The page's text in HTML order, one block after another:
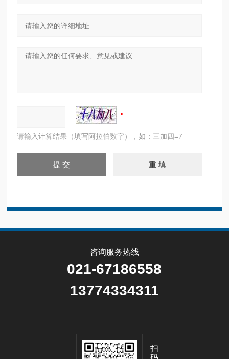
请输入计算结果（填写阿拉伯数字），如：三加四=7
咨询服务热线
021-67186558
13774334311
扫